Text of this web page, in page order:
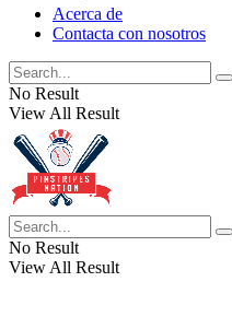
Acerca de
Contacta con nosotros
No Result
View All Result
No Result
View All Result